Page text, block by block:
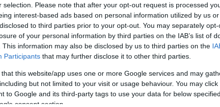
selection. Please note that after your opt-out request is processed
interest-based ads based on personal information utilized by us
to third parties prior to your opt-out. You may separately
of your personal information by third parties on the IAB’s list of
This information may also be disclosed by us to third parties on the
Participants that may further disclose it to other third parties.
that this website/app uses one or more Google services and may
but not limited to your visit or usage behaviour. You may
to Google and its third-party tags to use your data for below
consent section.
ha conosciuto alcuni dei nomi più
comeGino Paoli,Luigi Tencoe
lo ha introdotto per la prima volta nel
: per ricambiare il favore, lui gli ha
eraDori Ghezzi , diventata poi sua
puntata diDomenica In, il cantante ha